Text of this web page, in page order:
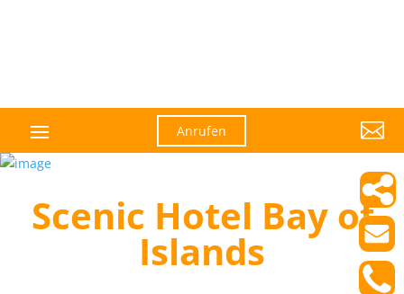
Anrufen 
Scenic Hotel Bay of
Islands